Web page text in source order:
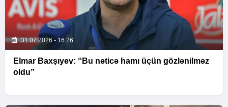
31.07.2026 - 16:26
Elmar Baxşıyev: “Bu nəticə hamı üçün gözlənilməz
oldu”